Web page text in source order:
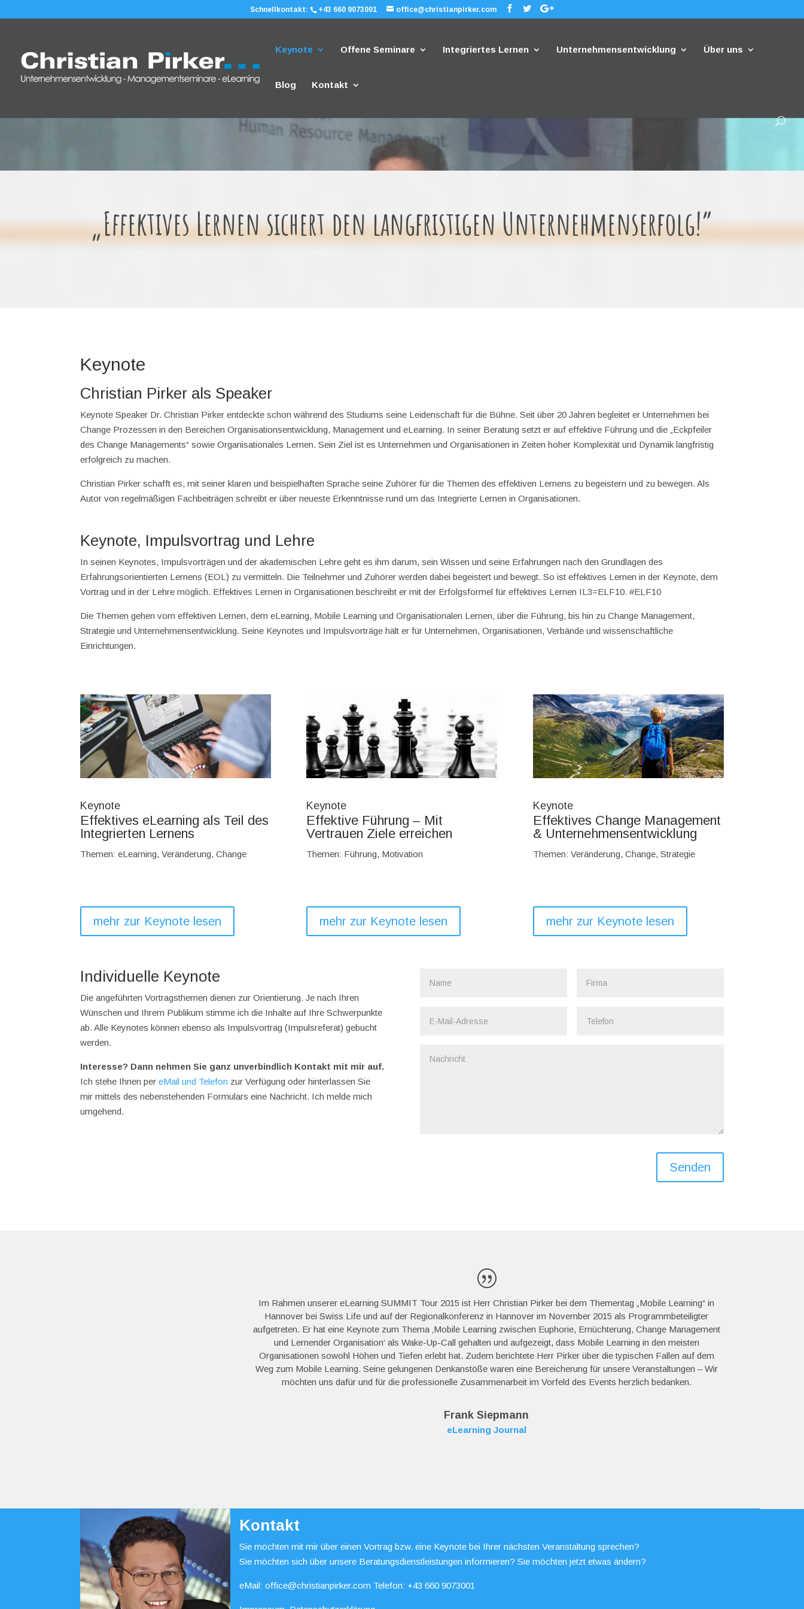
Schnellkontakt: +43 660 9073001 office@christianpirker.com
Keynote Offene Seminare Integriertes Lernen Unternehmensentwicklung Über uns
Blog Kontakt
„Effektives Lernen sichert den langfristigen Unternehmenserfolg!”
Keynote
Christian Pirker als Speaker
Keynote Speaker Dr. Christian Pirker entdeckte schon während des Studiums seine Leidenschaft für die Bühne. Seit über 20 Jahren begleitet er Unternehmen bei
Change Prozessen in den Bereichen Organisationsentwicklung, Management und eLearning. In seiner Beratung setzt er auf effektive Führung und die „Eckpfeiler
des Change Managements“ sowie Organisationales Lernen. Sein Ziel ist es Unternehmen und Organisationen in Zeiten hoher Komplexität und Dynamik langfristig
erfolgreich zu machen.
Christian Pirker schafft es, mit seiner klaren und beispielhaften Sprache seine Zuhörer für die Themen des effektiven Lernens zu begeistern und zu bewegen. Als
Autor von regelmäßigen Fachbeiträgen schreibt er über neueste Erkenntnisse rund um das Integrierte Lernen in Organisationen.
Keynote, Impulsvortrag und Lehre
In seinen Keynotes, Impulsvorträgen und der akademischen Lehre geht es ihm darum, sein Wissen und seine Erfahrungen nach den Grundlagen des
Erfahrungsorientierten Lernens (EOL) zu vermitteln. Die Teilnehmer und Zuhörer werden dabei begeistert und bewegt. So ist effektives Lernen in der Keynote, dem
Vortrag und in der Lehre möglich. Effektives Lernen in Organisationen beschreibt er mit der Erfolgsformel für effektives Lernen IL3=ELF10. #ELF10
Die Themen gehen vom effektiven Lernen, dem eLearning, Mobile Learning und Organisationalen Lernen, über die Führung, bis hin zu Change Management,
Strategie und Unternehmensentwicklung. Seine Keynotes und Impulsvorträge hält er für Unternehmen, Organisationen, Verbände und wissenschaftliche
Einrichtungen.
Keynote
Effektives eLearning als Teil des
Integrierten Lernens
Themen: eLearning, Veränderung, Change
mehr zur Keynote lesen
Keynote
Effektive Führung – Mit
Vertrauen Ziele erreichen
Themen: Führung, Motivation
mehr zur Keynote lesen
Keynote
Effektives Change Management
& Unternehmensentwicklung
Themen: Veränderung, Change, Strategie
mehr zur Keynote lesen
Individuelle Keynote
Die angeführten Vortragsthemen dienen zur Orientierung. Je nach Ihren
Wünschen und Ihrem Publikum stimme ich die Inhalte auf Ihre Schwerpunkte
ab. Alle Keynotes können ebenso als Impulsvortrag (Impulsreferat) gebucht
werden.
Interesse? Dann nehmen Sie ganz unverbindlich Kontakt mit mir auf.
Ich stehe Ihnen pereMail und Telefon zur Verfügung oder hinterlassen Sie
mir mittels des nebenstehenden Formulars eine Nachricht. Ich melde mich
umgehend.
Senden
Im Rahmen unserer eLearning SUMMIT Tour 2015 ist Herr Christian Pirker bei dem Thementag „Mobile Learning“ in
Hannover bei Swiss Life und auf der Regionalkonferenz in Hannover im November 2015 als Programmbeteiligter
aufgetreten. Er hat eine Keynote zum Thema ‚Mobile Learning zwischen Euphorie, Ernüchterung, Change Management
und Lernender Organisation‘ als Wake-Up-Call gehalten und aufgezeigt, dass Mobile Learning in den meisten
Organisationen sowohl Höhen und Tiefen erlebt hat. Zudem berichtete Herr Pirker über die typischen Fallen auf dem
Weg zum Mobile Learning. Seine gelungenen Denkanstöße waren eine Bereicherung für unsere Veranstaltungen – Wir
möchten uns dafür und für die professionelle Zusammenarbeit im Vorfeld des Events herzlich bedanken.
Frank Siepmann
eLearning Journal
Kontakt
Sie möchten mit mir über einen Vortrag bzw. eine Keynote bei Ihrer nächsten Veranstaltung sprechen?
Sie möchten sich über unsere Beratungsdienstleistungen informieren? Sie möchten jetzt etwas ändern?
eMail:office@christianpirker.com Telefon: +43 660 9073001